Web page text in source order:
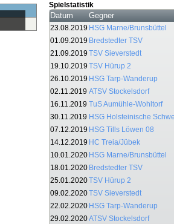
Spielstatistik
Datum Gegner
23.08.2019 HSG Marne/Brunsbüttel
01.09.2019 Bredstedter TSV
21.09.2019TSV Sieverstedt
19.10.2019 TSV Hürup 2
26.10.2019 HSG Tarp-Wanderup
02.11.2019 ATSV Stockelsdorf
16.11.2019 TuS Aumühle-Wohltorf
30.11.2019 HSG Holsteinische
07.12.2019 HSG Tills Löwen 08
14.12.2019 HC Treia/Jübek
10.01.2020 HSG Marne/Brunsbüttel
18.01.2020 Bredstedter TSV
25.01.2020TSV Hürup 2
09.02.2020TSV Sieverstedt
22.02.2020 HSG Tarp-Wanderup
29.02.2020ATSV Stockelsdorf